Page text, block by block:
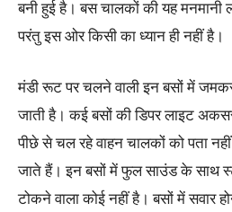
बनी हुई है। बस चालकों की यह
परंतु इस ओर किसी का ध्यान ही नहीं है।
मंडी रूट पर चलने वाली इन बसों में
जाती है। कई बसों की डिपर लाइट
पीछे से चल रहे वाहन चालकों को पता
जाते हैं। इन बसों में फुल साउंड के साथ
टोकने वाला कोई नहीं है। बसों में सवार